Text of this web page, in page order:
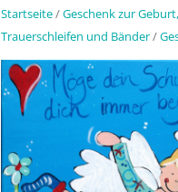
Startseite/Geschenk zur
Trauerschleifen und Bänder/